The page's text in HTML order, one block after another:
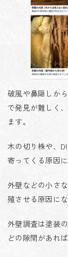
破風や鼻隠しか
で発見が難しく
ます。
木の切り株や、
寄ってくる原因
外壁などの小さ
殖させる原因に
外壁調査は塗装
どの隙間があれ